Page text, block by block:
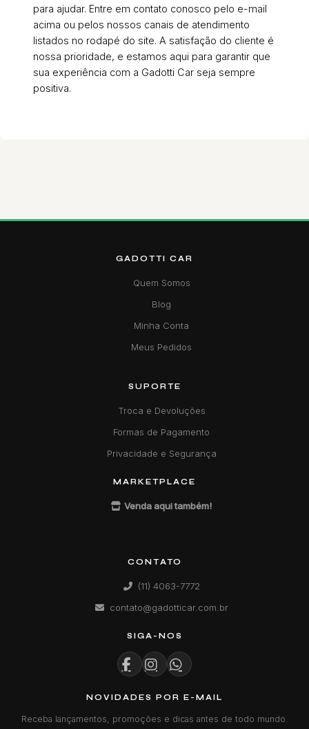
para ajudar. Entre em contato conosco pelo e-mail
acima ou pelos nossos canais de atendimento
listados no rodapé do site. A satisfação do cliente é
nossa prioridade, e estamos aqui para garantir que
sua experiência com a Gadotti Car seja sempre
positiva.
GADOTTI CAR
Quem Somos
Blog
Minha Conta
Meus Pedidos
SUPORTE
Troca e Devoluções
Formas de Pagamento
Privacidade e Segurança
MARKETPLACE
Venda aqui também!
CONTATO
(11) 4063-7772
contato@gadotticar.com.br
SIGA-NOS
NOVIDADES POR E-MAIL
Receba lançamentos, promoções e dicas antes de todo mundo.